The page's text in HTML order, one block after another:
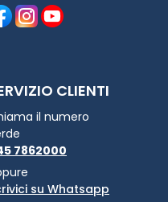
CLIENTI
il numero
7862000
su Whatsapp